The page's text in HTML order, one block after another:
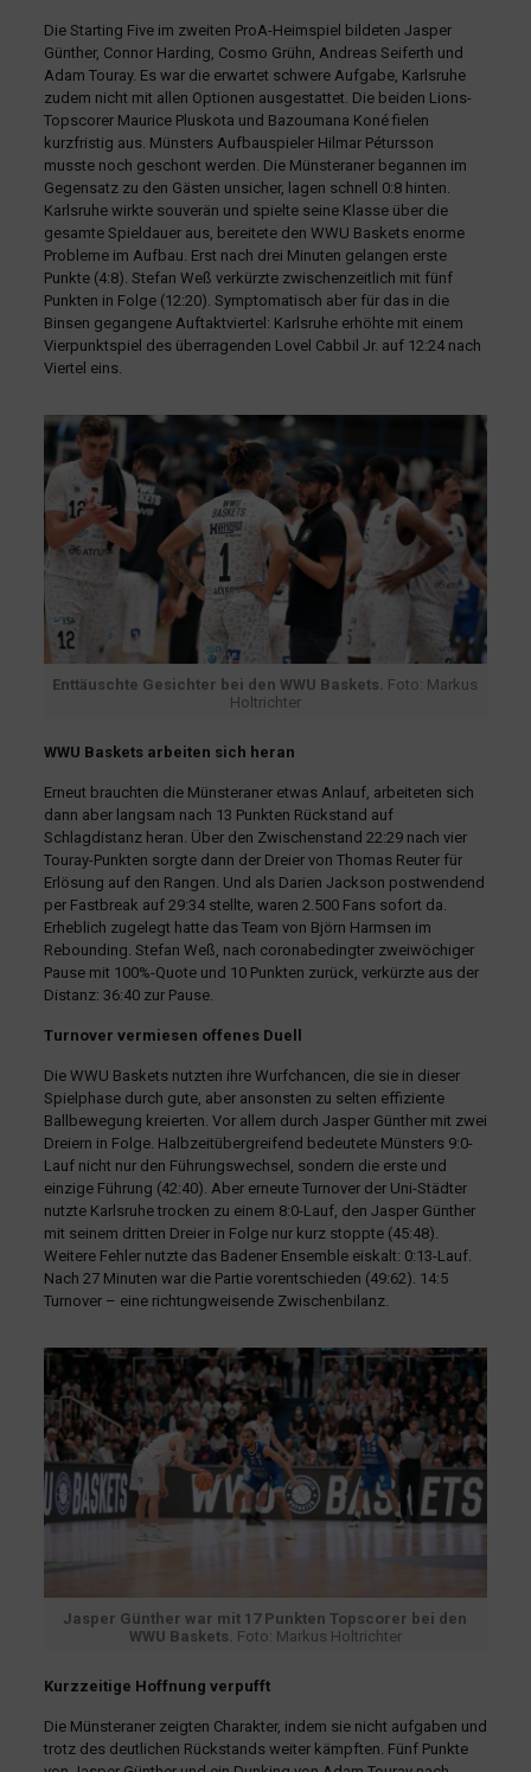
Die Starting Five im zweiten ProA-Heimspiel bildeten Jasper
Günther, Connor Harding, Cosmo Grühn, Andreas Seiferth und
Adam Touray. Es war die erwartet schwere Aufgabe, Karlsruhe
zudem nicht mit allen Optionen ausgestattet. Die beiden Lions-
Topscorer Maurice Pluskota und Bazoumana Koné fielen
kurzfristig aus. Münsters Aufbauspieler Hilmar Pétursson
musste noch geschont werden. Die Münsteraner begannen im
Gegensatz zu den Gästen unsicher, lagen schnell 0:8 hinten.
Karlsruhe wirkte souverän und spielte seine Klasse über die
gesamte Spieldauer aus, bereitete den WWU Baskets enorme
Probleme im Aufbau. Erst nach drei Minuten gelangen erste
Punkte (4:8). Stefan Weß verkürzte zwischenzeitlich mit fünf
Punkten in Folge (12:20). Symptomatisch aber für das in die
Binsen gegangene Auftaktviertel: Karlsruhe erhöhte mit einem
Vierpunktspiel des überragenden Lovel Cabbil Jr. auf 12:24 nach
Viertel eins.
Enttäuschte Gesichter bei den WWU Baskets. Foto: Markus
Holtrichter
WWU Baskets arbeiten sich heran
Erneut brauchten die Münsteraner etwas Anlauf, arbeiteten sich
dann aber langsam nach 13 Punkten Rückstand auf
Schlagdistanz heran. Über den Zwischenstand 22:29 nach vier
Touray-Punkten sorgte dann der Dreier von Thomas Reuter für
Erlösung auf den Rangen. Und als Darien Jackson postwendend
per Fastbreak auf 29:34 stellte, waren 2.500 Fans sofort da.
Erheblich zugelegt hatte das Team von Björn Harmsen im
Rebounding. Stefan Weß, nach coronabedingter zweiwöchiger
Pause mit 100%-Quote und 10 Punkten zurück, verkürzte aus der
Distanz: 36:40 zur Pause.
Turnover vermiesen offenes Duell
Die WWU Baskets nutzten ihre Wurfchancen, die sie in dieser
Spielphase durch gute, aber ansonsten zu selten effiziente
Ballbewegung kreierten. Vor allem durch Jasper Günther mit zwei
Dreiern in Folge. Halbzeitübergreifend bedeutete Münsters 9:0-
Lauf nicht nur den Führungswechsel, sondern die erste und
einzige Führung (42:40). Aber erneute Turnover der Uni-Städter
nutzte Karlsruhe trocken zu einem 8:0-Lauf, den Jasper Günther
mit seinem dritten Dreier in Folge nur kurz stoppte (45:48).
Weitere Fehler nutzte das Badener Ensemble eiskalt: 0:13-Lauf.
Nach 27 Minuten war die Partie vorentschieden (49:62). 14:5
Turnover – eine richtungweisende Zwischenbilanz.
Jasper Günther war mit 17 Punkten Topscorer bei den
WWU Baskets. Foto: Markus Holtrichter
Kurzzeitige Hoffnung verpufft
Die Münsteraner zeigten Charakter, indem sie nicht aufgaben und
trotz des deutlichen Rückstands weiter kämpften. Fünf Punkte